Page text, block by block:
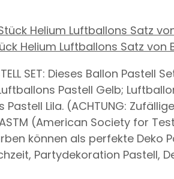
Helium Luftballons Satz von
SET: Dieses Ballon
Pastell Gelb;
Lila. (ACHTUNG:
ASTM (American Society
können als perfekte Deko
Partydekoration Pastell,